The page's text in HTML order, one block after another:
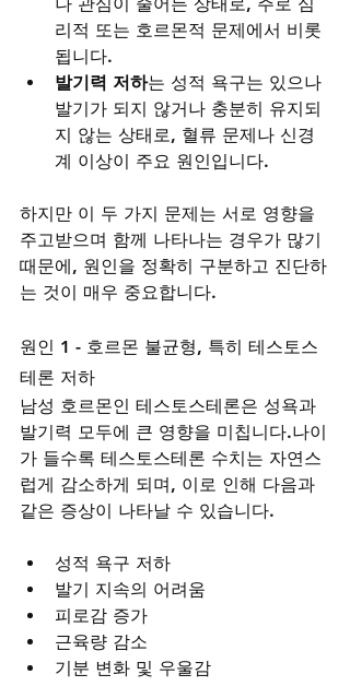
리적 또는 호르몬적 문제에서 비롯
됩니다.
발기력 저하는 성적 욕구는 있으나
발기가 되지 않거나 충분히 유지되
지 않는 상태로, 혈류 문제나 신경
계 이상이 주요 원인입니다.
하지만 이 두 가지 문제는 서로 영향을
주고받으며 함께 나타나는 경우가 많기
때문에, 원인을 정확히 구분하고 진단하
는 것이 매우 중요합니다.
원인 1 - 호르몬 불균형, 특히 테스토스
테론 저하
남성 호르몬인 테스토스테론은 성욕과
발기력 모두에 큰 영향을 미칩니다.나이
가 들수록 테스토스테론 수치는 자연스
럽게 감소하게 되며, 이로 인해 다음과
같은 증상이 나타날 수 있습니다.
성적 욕구 저하
발기 지속의 어려움
피로감 증가
근육량 감소
기분 변화 및 우울감